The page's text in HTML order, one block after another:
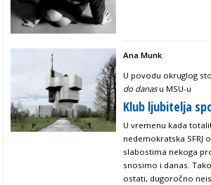
Ana Munk
U povodu okruglog
do danas u MSU-u
Klub ljubitelja
U vremenu kada
nedemokratska SFRJ
slabostima nekoga
snosimo i danas.
ostati, dugoročno